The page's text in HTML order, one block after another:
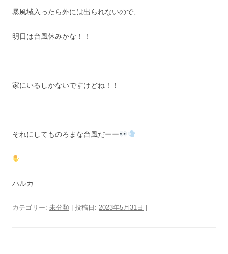
暴風域入ったら外には出られないので、
明日は台風休みかな！！
家にいるしかないですけどね！！
それにしてものろまな台風だーー
ハルカ
カテゴリー: 未分類 | 投稿日: 2023年5月31日